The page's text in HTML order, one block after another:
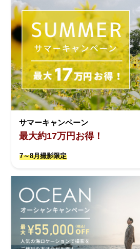
サマーキャンペーン
最大約17万円お得！
7～8月撮影限定